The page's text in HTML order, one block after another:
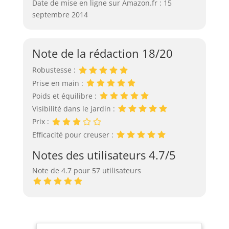
Date de mise en ligne sur Amazon.fr : 15
septembre 2014
Note de la rédaction 18/20
Robustesse :
Prise en main :
Poids et équilibre :
Visibilité dans le jardin :
Prix :
Efficacité pour creuser :
Notes des utilisateurs 4.7/5
Note de 4.7 pour 57 utilisateurs